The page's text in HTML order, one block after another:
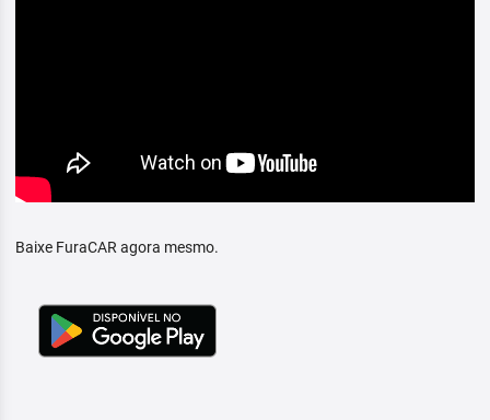
Baixe FuraCAR agora mesmo.